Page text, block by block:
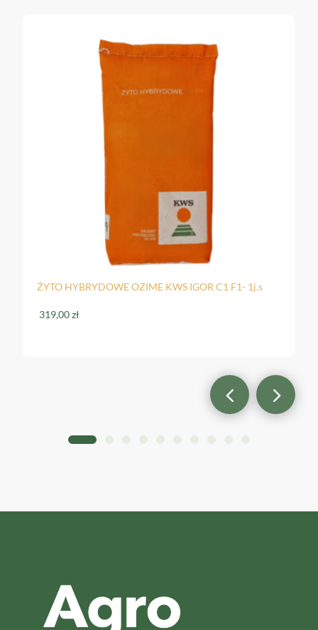
ŻYTO HYBRYDOWE OZIME KWS IGOR C1 F1- 1j.s
319,00zł